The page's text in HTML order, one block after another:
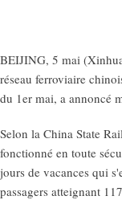
BEIJING, 5 mai
réseau ferroviaire
du 1er mai, a annoncé
Selon la China State
fonctionné en toute
jours de vacances qui
passagers atteignant